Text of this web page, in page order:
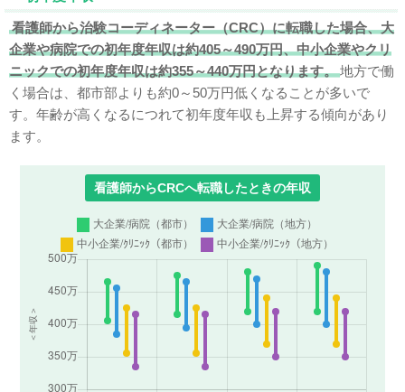
看護師から治験コーディネーター（CRC）に転職した場合、大
企業や病院での初年度年収は約405～490万円、中小企業やクリ
ニックでの初年度年収は約355～440万円となります。地方で働
く場合は、都市部よりも約0～50万円低くなることが多いで
す。年齢が高くなるにつれて初年度年収も上昇する傾向があり
ます。
看護師からCRCへ転職したときの年収